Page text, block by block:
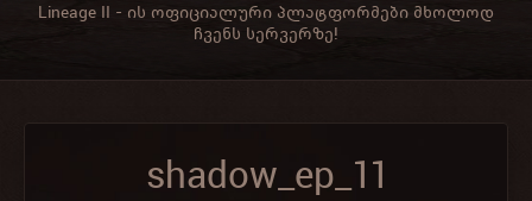
Lineage II - ის ოფიციალური პლატფორმები მხოლოდ
ჩვენს სერვერზე!
shadow_ep_11